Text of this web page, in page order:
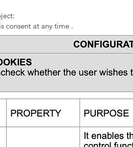
consent at any time .
portability and erasure of the
to the Supervisory Authority
exercise their rights:
Urb. Linda Vista Baja, Cl. Eucaliptos,
mail:
WEBSITE